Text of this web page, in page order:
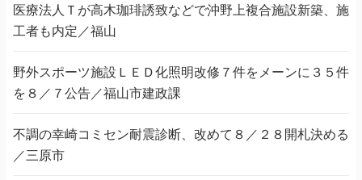
医療法人Ｔが高木珈琲誘致などで沖野上複合施設新築、施
工者も内定／福山
野外スポーツ施設ＬＥＤ化照明改修７件をメーンに３５件
を８／７公告／福山市建政課
不調の幸崎コミセン耐震診断、改めて８／２８開札決める
／三原市